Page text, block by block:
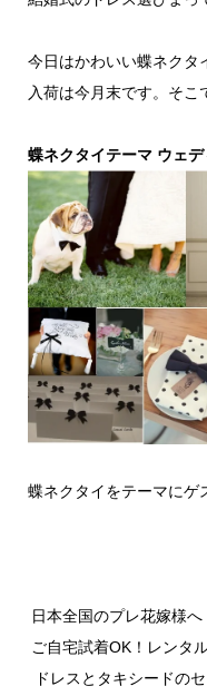
今日はかわいい蝶ネクタ
入荷は今月末です。そこ
蝶ネクタイテーマ ウェ
蝶ネクタイをテーマにゲ
日本全国のプレ花嫁様
ご自宅試着OK！レンタ
ドレスとタキシードの